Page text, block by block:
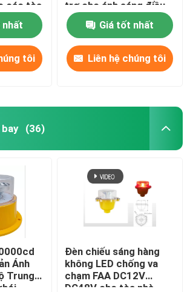
các tòa
nhất
tôi
trợ cho ánh sáng điều
hướng
Giá tốt nhất
Liên hệ chúng tôi
(36)
Ánh
Trung
Đèn chiếu sáng hàng
không LED chống va
chạm FAA DC12V
DC48V cho tòa nhà